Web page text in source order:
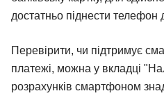
достатньо піднести телефон
Перевірити, чи підтримує
платежі, можна у вкладці
розрахунків смартфоном